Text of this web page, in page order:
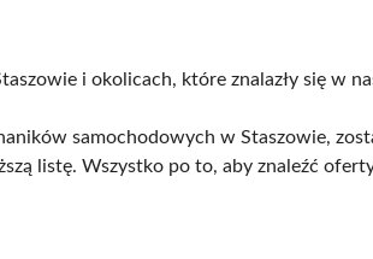
i okolicach, które znalazły się w
samochodowych w Staszowie,
listę. Wszystko po to, aby znaleźć